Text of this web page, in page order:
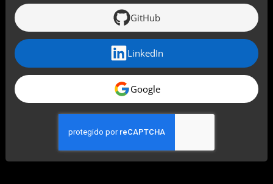
GitHub
LinkedIn
Google